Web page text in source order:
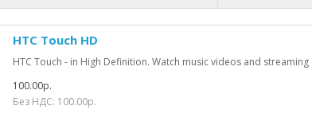
HTC Touch HD
HTC Touch - in High Definition. Watch music videos and
100.00р.
Без НДС: 100.00р.